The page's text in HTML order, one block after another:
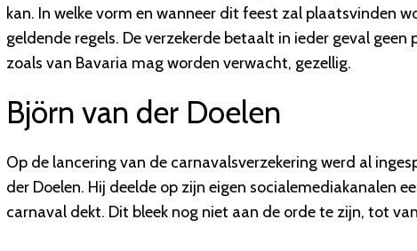
kan. In welke vorm en wanneer dit feest zal plaatsvinden
geldende regels. De verzekerde betaalt in ieder geval
zoals van Bavaria mag worden verwacht, gezellig.
Björn van der Doelen
Op de lancering van de carnavalsverzekering werd al
der Doelen. Hij deelde op zijn eigen socialemediakanalen
carnaval dekt. Dit bleek nog niet aan de orde te zijn, tot